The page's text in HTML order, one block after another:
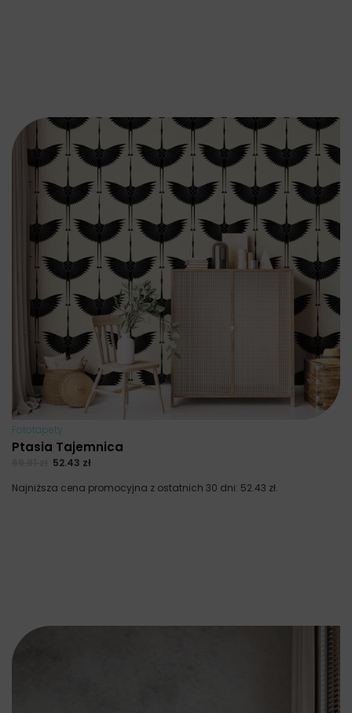
Fototapety
Ptasia Tajemnica
52.43 zł
Najniższa cena promocyjna z ostatnich 30 dni: 52.43 zł.